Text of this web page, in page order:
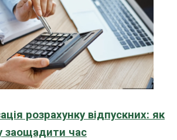
розрахунку відпускних: як
заощадити час